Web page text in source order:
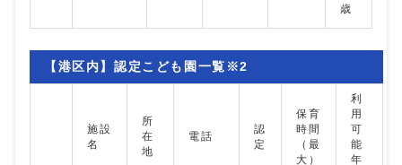
歳
【港区内】認定こども園一覧※2
施設
名
所
在
地
電話
認
定
保育
時間
（最
大）
利
用
可
能
年